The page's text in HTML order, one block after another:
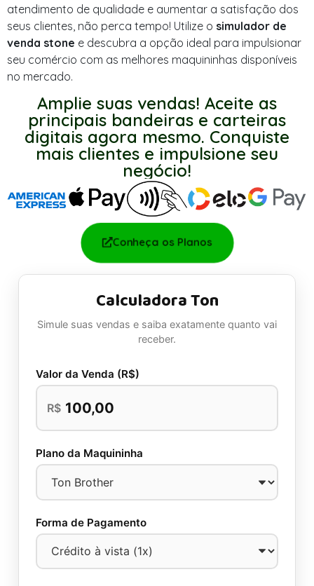
atendimento de qualidade e aumentar a satisfação dos
seus clientes, não perca tempo! Utilize o simulador de
venda stone e descubra a opção ideal para impulsionar
seu comércio com as melhores maquininhas disponíveis
no mercado.
Amplie suas vendas! Aceite as
principais bandeiras e carteiras
digitais agora mesmo. Conquiste
mais clientes e impulsione seu
negócio!
Conheça os Planos
Calculadora Ton
Simule suas vendas e saiba exatamente quanto vai
receber.
Valor da Venda (R$)
R$
Plano da Maquininha
Forma de Pagamento